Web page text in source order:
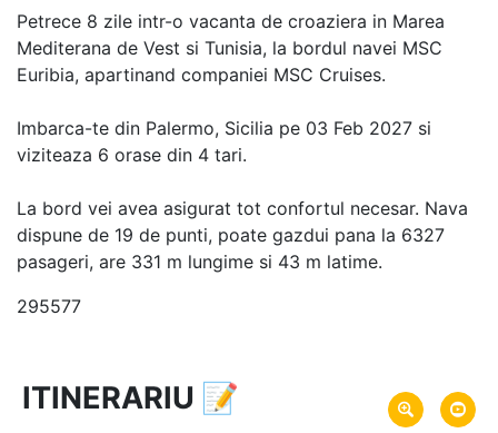
Petrece 8 zile intr-o vacanta de croaziera in Marea
Mediterana de Vest si Tunisia, la bordul navei MSC
Euribia, apartinand companiei MSC Cruises.
Imbarca-te din Palermo, Sicilia pe 03 Feb 2027 si
viziteaza 6 orase din 4 tari.
La bord vei avea asigurat tot confortul necesar. Nava
dispune de 19 de punti, poate gazdui pana la 6327
pasageri, are 331 m lungime si 43 m latime.
295577
8 zile vacanta de croaziera in
Marea Mediterana de Vest si Tunisia -
link oferta
ITINERARIU 📝